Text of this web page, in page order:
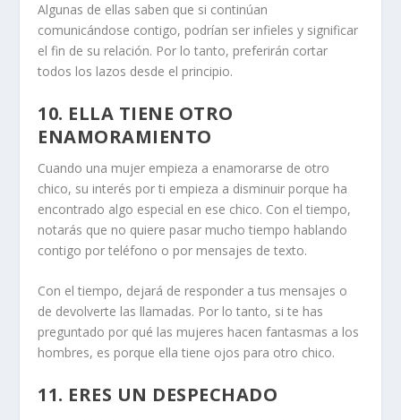
Algunas de ellas saben que si continúan
comunicándose contigo, podrían ser infieles y significar
el fin de su relación. Por lo tanto, preferirán cortar
todos los lazos desde el principio.
10. ELLA TIENE OTRO
ENAMORAMIENTO
Cuando una mujer empieza a enamorarse de otro
chico, su interés por ti empieza a disminuir porque ha
encontrado algo especial en ese chico. Con el tiempo,
notarás que no quiere pasar mucho tiempo hablando
contigo por teléfono o por mensajes de texto.
Con el tiempo, dejará de responder a tus mensajes o
de devolverte las llamadas. Por lo tanto, si te has
preguntado por qué las mujeres hacen fantasmas a los
hombres, es porque ella tiene ojos para otro chico.
11. ERES UN DESPECHADO